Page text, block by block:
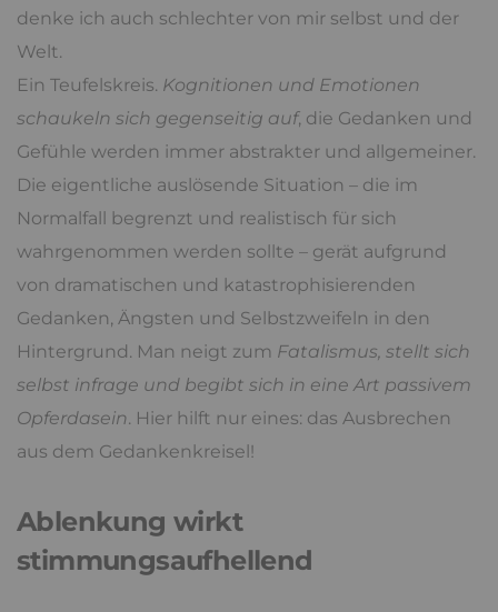
denke ich auch schlechter von mir selbst und der
Welt.
Ein Teufelskreis. Kognitionen und Emotionen
schaukeln sich gegenseitig auf, die Gedanken und
Gefühle werden immer abstrakter und allgemeiner.
Die eigentliche auslösende Situation – die im
Normalfall begrenzt und realistisch für sich
wahrgenommen werden sollte – gerät aufgrund
von dramatischen und katastrophisierenden
Gedanken, Ängsten und Selbstzweifeln in den
Hintergrund. Man neigt zum Fatalismus, stellt sich
selbst infrage und begibt sich in eine Art passivem
Opferdasein. Hier hilft nur eines: das Ausbrechen
aus dem Gedankenkreisel!
Ablenkung wirkt
stimmungsaufhellend